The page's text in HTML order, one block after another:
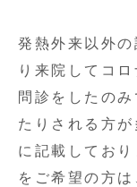
発熱外来以外
り来院してコ
問診をしたの
たりされる方
に記載してお
をご希望の方